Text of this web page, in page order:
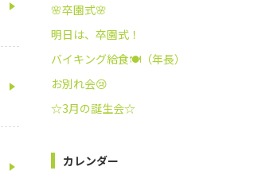
🌸卒園式🌸
明日は、卒園式！
バイキング給食🍽️（年長）
お別れ会😢
☆3月の誕生会☆
カレンダー